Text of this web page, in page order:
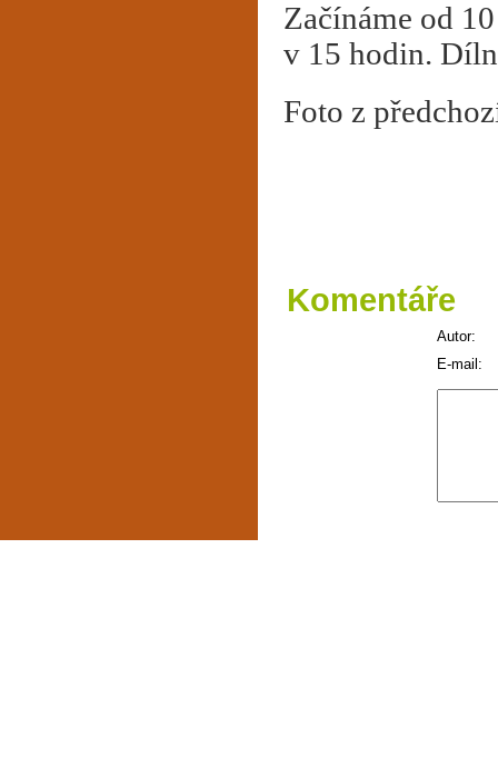
Začínáme od
v 15 hodin.
Foto z
Komentáře
Autor:
E-mail: